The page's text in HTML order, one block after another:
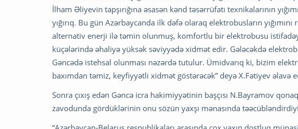
İlham Əliyevin tapşırığına əsasən kənd təsərrüfatı texnikalarının
yığırıq. Bu gün Azərbaycanda ilk dəfə olaraq elektrobusların
alternativ enerji ilə təmin olunmuş, komfortlu bir elektrobusu
küçələrində əhaliyə yüksək səviyyədə xidmət edir. Gələcəkdə
Gəncədə istehsal olunması nəzərdə tutulur. Ümidvarıq ki, bizim
baxımdan təmiz, keyfiyyətli xidmət göstərəcək” deyə X.Fətiyev əlavə
Sonra çıxış edən Gəncə icra hakimiyyətinin başçısı N.Bayramov
zavodunda gördüklərinin onu sözün yaxşı mənasında